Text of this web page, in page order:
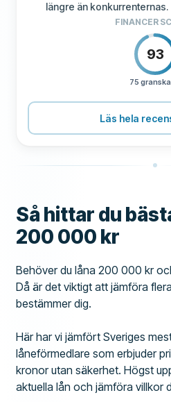
längre än konkurrenternas.
FINANCER
93
75
VILLKOR
Läs hela
Så hittar du
200 000 kr
Behöver du låna 200 000 kr
Då är det viktigt att jämföra
bestämmer dig.
Här har vi jämfört Sveriges
låneförmedlare som erbjuder
kronor utan säkerhet. Högst
aktuella lån och jämföra villkor